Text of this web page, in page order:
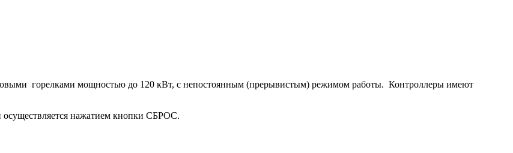
горелками мощностью до 120 кВт, с непостоянным (прерывистым) режимом работы. Контроллеры имеют
осуществляется нажатием кнопки СБРОС.